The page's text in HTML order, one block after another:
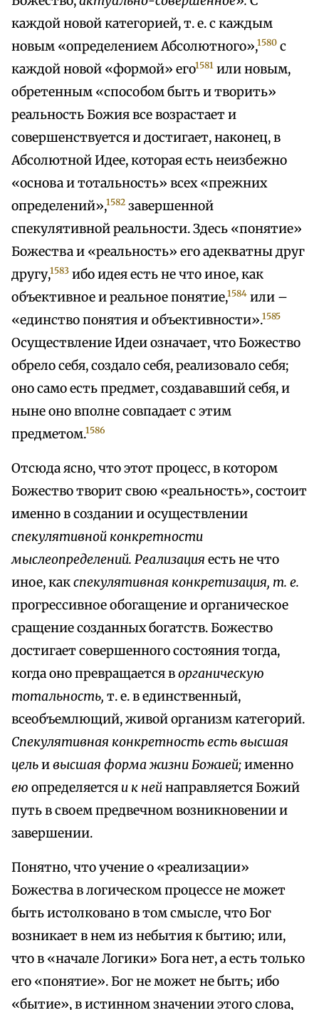
каждой новой категорией, т. е. с каждым
новым «определением Абсолютного»,1580 с
каждой новой «формой» его1581 или новым,
обретенным «способом быть и творить»
реальность Божия все возрастает и
совершенствуется и достигает, наконец, в
Абсолютной Идее, которая есть неизбежно
«основа и тотальность» всех «прежних
определений»,1582 завершенной
спекулятивной реальности. Здесь «понятие»
Божества и «реальность» его адекватны друг
другу,1583 ибо идея есть не что иное, как
объективное и реальное понятие,1584 или –
«единство понятия и объективности».1585
Осуществление Идеи означает, что Божество
обрело себя, создало себя, реализовало себя;
оно само есть предмет, создававший себя, и
ныне оно вполне совпадает с этим
предметом.1586
Отсюда ясно, что этот процесс, в котором
Божество творит свою «реальность», состоит
именно в создании и осуществлении
спекулятивной конкретности
мыслеопределений. Реализация есть не что
иное, какспекулятивная конкретизация, т. е.
прогрессивное обогащение и органическое
сращение созданных богатств. Божество
достигает совершенного состояния тогда,
когда оно превращается ворганическую
тотальность, т. е. в единственный,
всеобъемлющий, живой организм категорий.
Спекулятивная конкретность есть высшая
цельивысшая форма жизни Божией;именно
ею определяется и к нейнаправляется Божий
путь в своем предвечном возникновении и
завершении.
Понятно, что учение о «реализации»
Божества в логическом процессе не может
быть истолковано в том смысле, что Бог
возникает в нем из небытия к бытию; или,
что в «начале Логики» Бога нет, а есть только
его «понятие». Бог не может не быть; ибо
«бытие», в истинном значении этого слова,